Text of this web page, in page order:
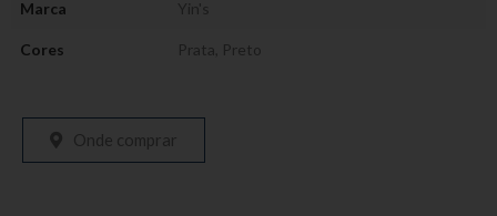
Marca Yin's
Cores Prata Preto
Onde comprar